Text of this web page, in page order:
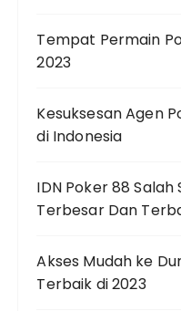
Tempat Permain
2023
Kesuksesan Agen
di Indonesia
IDN Poker 88
Terbesar Dan
Akses Mudah ke
Terbaik di 2023